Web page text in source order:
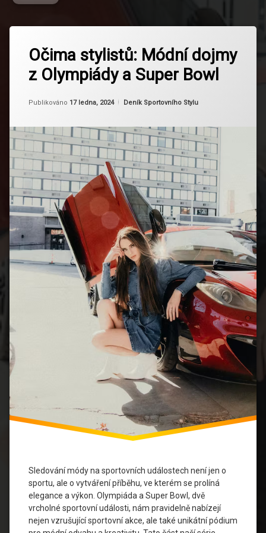
Očima stylistů: Módní dojmy
z Olympiády a Super Bowl
Publikováno 17 ledna, 2024
Aktualizováno 17 ledna, 2024
Od Ruby
Kategorie:
Deník Sportovního Stylu
Sledování módy na sportovních událostech není jen o
sportu, ale o vytváření příběhu, ve kterém se prolíná
elegance a výkon. Olympiáda a Super Bowl, dvě
vrcholné sportovní události, nám pravidelně nabízejí
nejen vzrušující sportovní akce, ale také unikátní pódium
Celebrity
Fashion
Oblečení
Halftime
Show
Individualita
Inovace
Inspiration
Kultura
Móda
Olympiáda
Showbiz
Sportovní
Události
Super
Bowl
komentář
na
Očima
stylistů:
dojmy
a
Super